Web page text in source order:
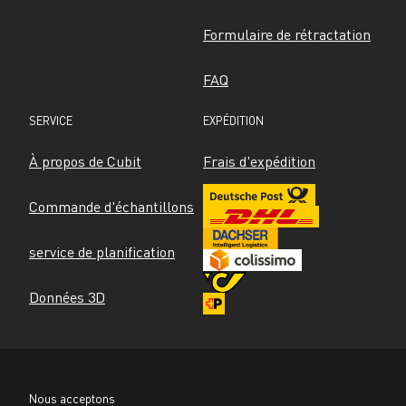
Formulaire de rétractation
FAQ
SERVICE
À propos de Cubit
Commande d'échantillons
service de planification
Données 3D
EXPÉDITION
Frais d'expédition
Nous acceptons